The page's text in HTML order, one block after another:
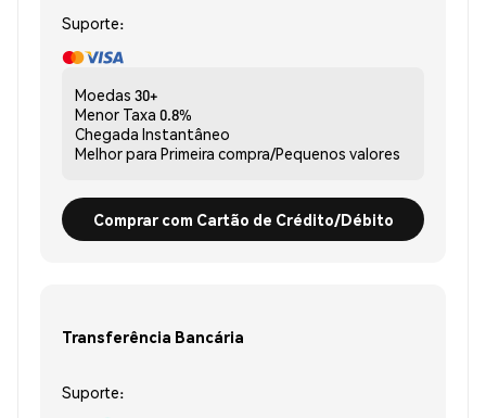
Suporte:
Moedas 30+
Menor Taxa 0.8%
Chegada Instantâneo
Melhor para Primeira compra/Pequenos valores
Comprar com Cartão de Crédito/Débito
Transferência Bancária
Suporte: